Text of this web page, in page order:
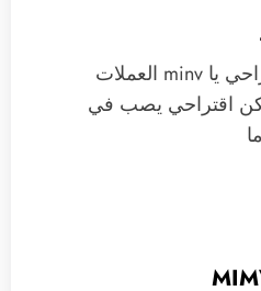
‏لا ما فهمت اقتراحي يا minv العملات
اقتراحي يصب في